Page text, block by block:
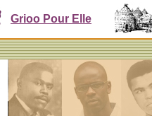
Grioo Pour Elle